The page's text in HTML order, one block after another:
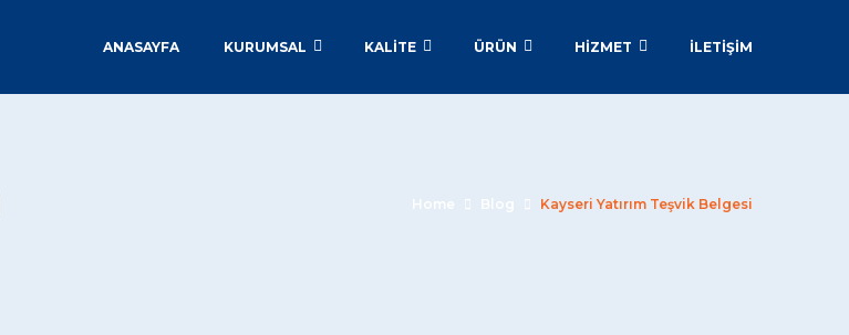
ANASAYFA KURUMSAL KALİTE ÜRÜN HİZMET İLETIŞIM
Home Blog Kayseri Yatırım Teşvik Belgesi